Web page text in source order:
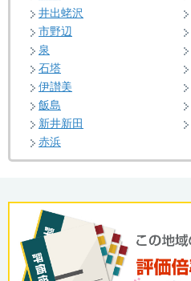
井出蛯沢
市野辺
泉
石塔
伊讃美
飯島
新井新田
赤浜